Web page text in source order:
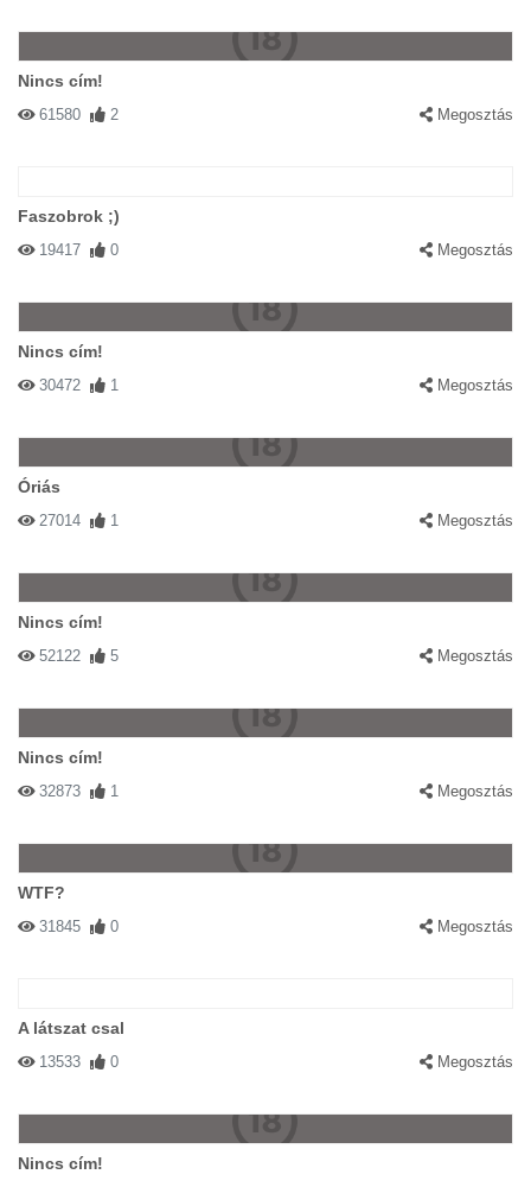
Nincs cím!
61580 2 Megosztás
Faszobrok ;)
19417 0 Megosztás
Nincs cím!
30472 1 Megosztás
Óriás
27014 1 Megosztás
Nincs cím!
52122 5 Megosztás
Nincs cím!
32873 1 Megosztás
WTF?
31845 0 Megosztás
A látszat csal
13533 0 Megosztás
Nincs cím!